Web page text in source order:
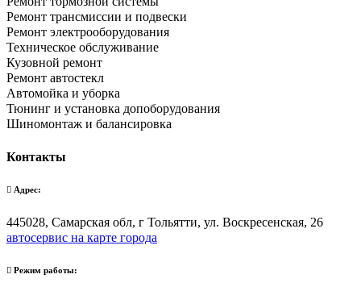
Ремонт трансмиссии и подвески
Ремонт электрооборудования
Техническое обслуживание
Кузовной ремонт
Ремонт автостекл
Автомойка и уборка
Тюнинг и установка допоборудования
Шиномонтаж и балансировка
Контакты
Адрес:
445028, Самарская обл, г Тольятти, ул. Воскресенская, 26
автосервис на карте города
Режим работы: